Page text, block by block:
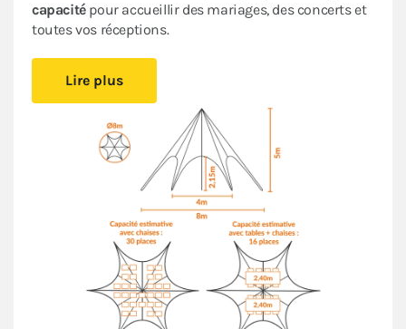
capacitépour accueillir des mariages, des concerts et
toutes vos réceptions.
facilement, en suivant les indications de
montage, ce qui simplifiera la logistique de votre
organisation d’événements . Son
une ambiance conviviale et accueillante. Un espace
que vous pourrez aménager comme bon vous semble.
La forme et la hauteur de cette tente originale vous
assurent unevisibilité unique
lors de tous vos
événements en extérieur.
Pack Fenêtresassorti garantit uneprotection
contre les intempéries. Si besoin, vous
pourrez fermer complètement votre tente de réception.
Lire plus